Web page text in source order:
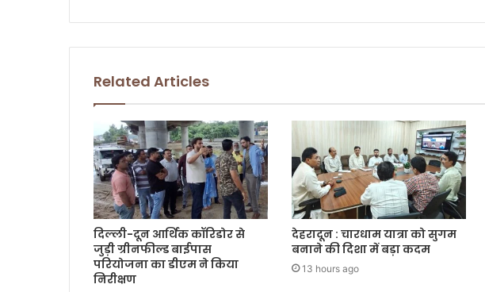
Related Articles
दिल्ली-दून आर्थिक कॉरिडोर से
जुड़ी ग्रीनफील्ड बाईपास
परियोजना का डीएम ने किया
निरीक्षण
देहरादून : चारधाम यात्रा को सुगम
बनाने की दिशा में बड़ा कदम
13 hours ago